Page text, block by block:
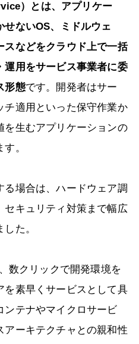
）とは、アプリケー
せないOS、ミドルウェ
スなどをクラウド上で一括
運用をサービス事業者に委
形態です。開発者はサー
チ適用といった保守作業か
を生むアプリケーションの
。
場合は、ハードウェア調
セキュリティ対策まで幅広
た。
数クリックで開発環境を
を素早くサービスとして具
ンテナやマイクロサービ
アーキテクチャとの親和性